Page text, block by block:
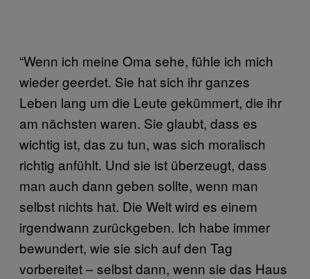
“Wenn ich meine Oma sehe, fühle ich mich
wieder geerdet. Sie hat sich ihr ganzes
Leben lang um die Leute gekümmert, die ihr
am nächsten waren. Sie glaubt, dass es
wichtig ist, das zu tun, was sich moralisch
richtig anfühlt. Und sie ist überzeugt, dass
man auch dann geben sollte, wenn man
selbst nichts hat. Die Welt wird es einem
irgendwann zurückgeben. Ich habe immer
bewundert, wie sie sich auf den Tag
vorbereitet – selbst dann, wenn sie das Haus